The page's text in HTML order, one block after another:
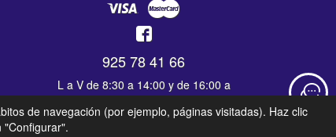
925 78 41 66
L a V de 8:30 a 14:00 y de 16:00 a
19:30 - S de 9:00 a 13:30
de navegación (por ejemplo, páginas visitadas). Haz clic
"Configurar".